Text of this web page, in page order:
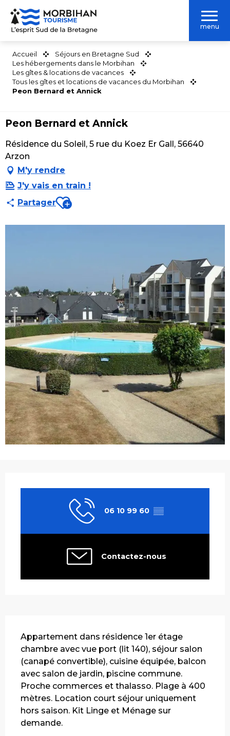
Aller
contenu
menu
Accueil
Séjours en Bretagne Sud
Les hébergements dans le Morbihan
Les gîtes & locations de vacances
Tous les gîtes et locations de vacances du Morbihan
Peon Bernard et Annick
Peon Bernard et Annick
Résidence du Soleil, 5 rue du Koez Er Gall, 56640
Arzon
M'y rendre
J'y vais en train !
PartagerAjouter aux favoris
06 10 99 60 ▒▒
Contactez-nous
Appartement dans résidence 1er étage
chambre avec vue port (lit 140), séjour salon
(canapé convertible), cuisine équipée, balcon
avec salon de jardin, piscine commune.
Proche commerces et thalasso. Plage à 400
mètres. Location court séjour uniquement
hors saison. Kit Linge et Ménage sur
demande.